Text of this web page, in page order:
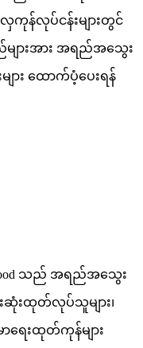
ကုန်လုပ်ငန်းများတွင်
ျားအား အရည်အသွေး
ျား ထောက်ပံ့ပေးရန်
သည် အရည်အသွေး
းဆုံးထုတ်လုပ်သူများ၊
ရေးထုတ်ကုန်များ